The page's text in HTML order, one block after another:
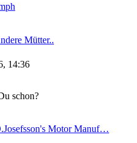
Mütter..
14:36
schon?
Motor Manuf…